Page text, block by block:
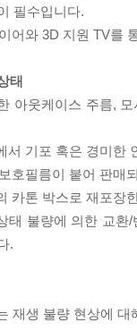
필수입니다.
어와 3D 지원 TV를
태
아웃케이스 주름,
서 기포 혹은 경미한
호필름이 붙어 판매
카톤 박스로 재포장
태 불량에 의한 교
.
재생 불량 현상에